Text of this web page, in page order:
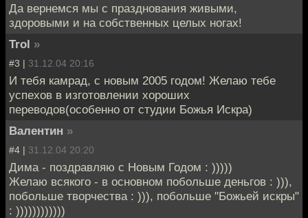
Да вернемся мы с празднования живыми,
здоровыми и на собственных целых ногах!
Trol »
#3 | 31.12.04 20:16
И тебя камрад, с новым 2005 годом! Желаю тебе
успехов в изготовлении хороших
переводов(особенно от студии Божья Искра)
Валентин »
#4 | 31.12.04 20:20
Дима - поздравляю с Новым Годом : )))))
Желаю всякого - в основном побольше деньгов : ))),
побольше творчества : ))), побольше "Божьей искры"
: ))))))))))))